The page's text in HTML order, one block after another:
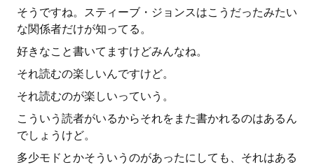
そうですね。スティーブ・ジョンスはこうだったみたい
な関係者だけが知ってる。
好きなこと書いてますけどみんなね。
それ読むの楽しいんですけど。
それ読むのが楽しいっていう。
こういう読者がいるからそれをまた書かれるのはあるん
でしょうけど。
多少モドとかそういうのがあったにしても、それはある